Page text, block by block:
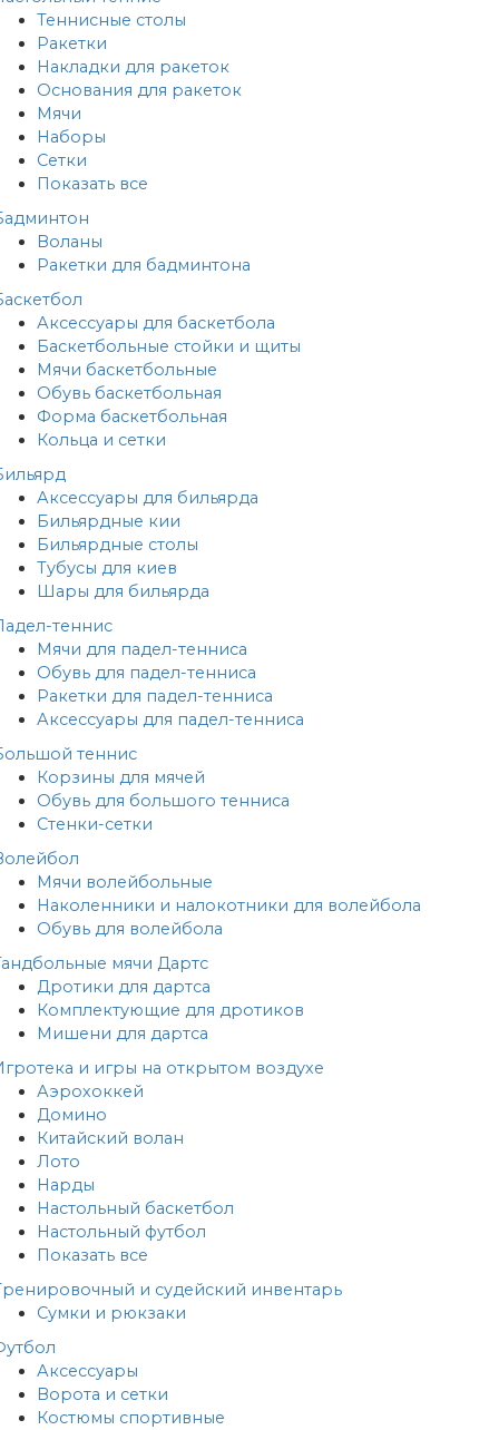
Теннисные столы
Ракетки
Накладки для ракеток
Основания для ракеток
Мячи
Наборы
Сетки
Показать все
Воланы
Ракетки для бадминтона
Аксессуары для баскетбола
Баскетбольные стойки и щиты
Мячи баскетбольные
Обувь баскетбольная
Форма баскетбольная
Кольца и сетки
Аксессуары для бильярда
Бильярдные кии
Бильярдные столы
Тубусы для киев
Шары для бильярда
теннис
Мячи для падел-тенниса
Обувь для падел-тенниса
Ракетки для падел-тенниса
Аксессуары для падел-тенниса
теннис
Корзины для мячей
Обувь для большого тенниса
Стенки-сетки
Мячи волейбольные
Наколенники и налокотники для волейбола
Обувь для волейбола
мячи Дартс
Дротики для дартса
Комплектующие для дротиков
Мишени для дартса
и игры на открытом воздухе
Аэрохоккей
Домино
Китайский волан
Лото
Нарды
Настольный баскетбол
Настольный футбол
Показать все
и судейский инвентарь
Сумки и рюкзаки
Аксессуары
Ворота и сетки
Костюмы спортивные